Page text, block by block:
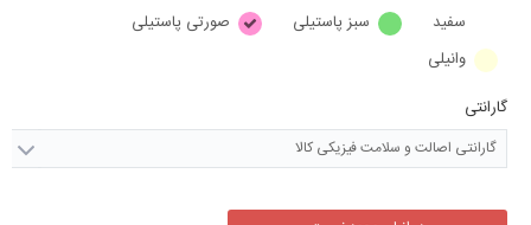
سفید
سبز پاستیلی
صورتی پاستیلی
وانیلی
گارانتی
گارانتی اصالت و سلامت فیزیکی کالا